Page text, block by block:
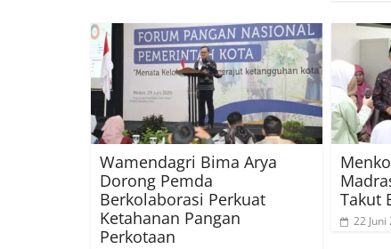
Wamendagri Bima Arya
Dorong Pemda
Berkolaborasi Perkuat
Ketahanan Pangan
Perkotaan
Takut
22 Juni